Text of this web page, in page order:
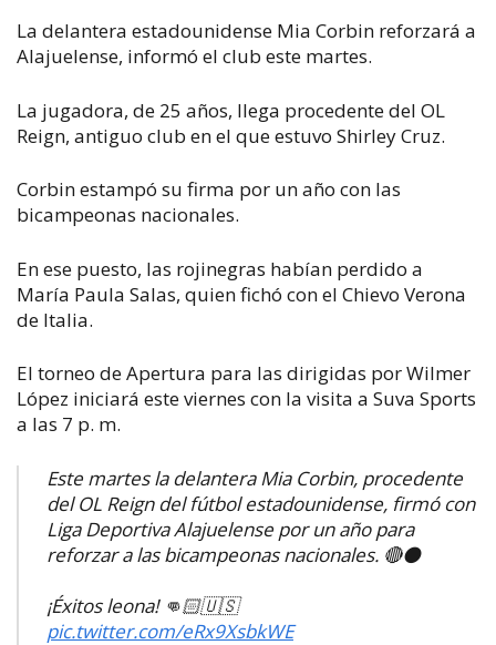
La delantera estadounidense Mia Corbin reforzará a
Alajuelense, informó el club este martes.
La jugadora, de 25 años, llega procedente del OL
Reign, antiguo club en el que estuvo Shirley Cruz.
Corbin estampó su firma por un año con las
bicampeonas nacionales.
En ese puesto, las rojinegras habían perdido a
María Paula Salas, quien fichó con el Chievo Verona
de Italia.
El torneo de Apertura para las dirigidas por Wilmer
López iniciará este viernes con la visita a Suva Sports
a las 7 p. m.
Este martes la delantera Mia Corbin, procedente
del OL Reign del fútbol estadounidense, firmó con
Liga Deportiva Alajuelense por un año para
reforzar a las bicampeonas nacionales. 🔴⚫️
¡Éxitos leona! 👊🏻🇺🇸
pic.twitter.com/eRx9XsbkWE